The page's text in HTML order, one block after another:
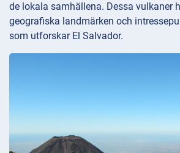
de lokala samhällena. Dessa vulkaner
geografiska landmärken och
som utforskar El Salvador.